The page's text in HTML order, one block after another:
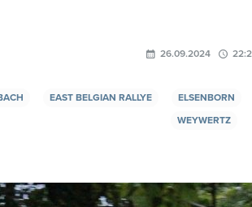
26.09.2024
EAST BELGIAN RALLYE ELSENBORN
WEYWERTZ